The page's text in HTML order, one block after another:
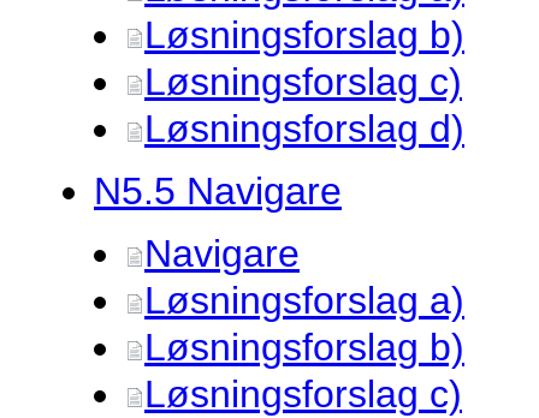
Løsningsforslag b)
Løsningsforslag c)
Løsningsforslag d)
N5.5 Navigare
Navigare
Løsningsforslag a)
Løsningsforslag b)
Løsningsforslag c)